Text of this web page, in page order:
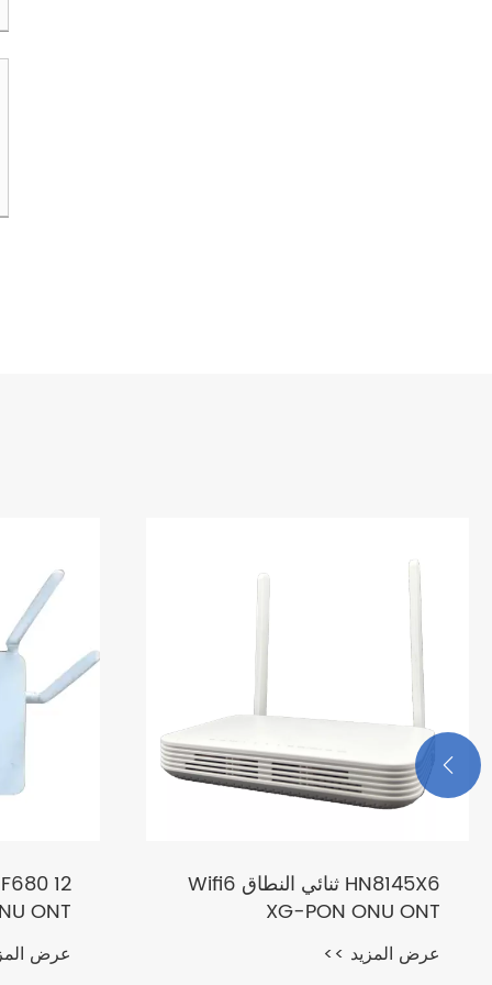
HN8145X6 ثنائي النطاق Wifi6
XG-PON ONU ONT
عرض المزيد >>
ONT
عرض
